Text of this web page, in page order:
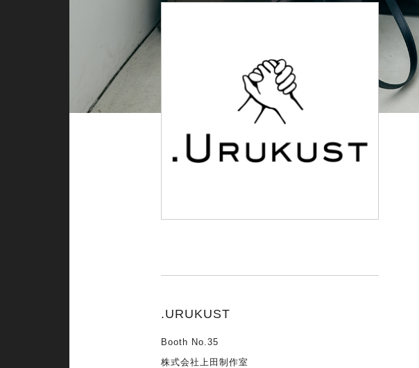
.URUKUST
Booth No.35
株式会社上田制作室